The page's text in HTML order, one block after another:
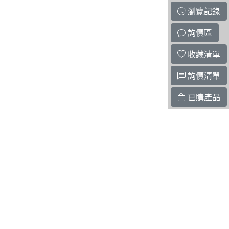
瀏覽記錄
詢價區
收藏清單
詢價清單
已購產品